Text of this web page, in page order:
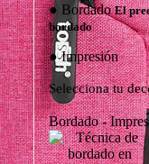
BordadoEl
bordado
Impresión
Selecciona tu
Bordado -